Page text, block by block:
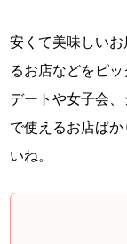
安くて美味しい
るお店などをピッ
デートや女子会
で使えるお店ば
いね。